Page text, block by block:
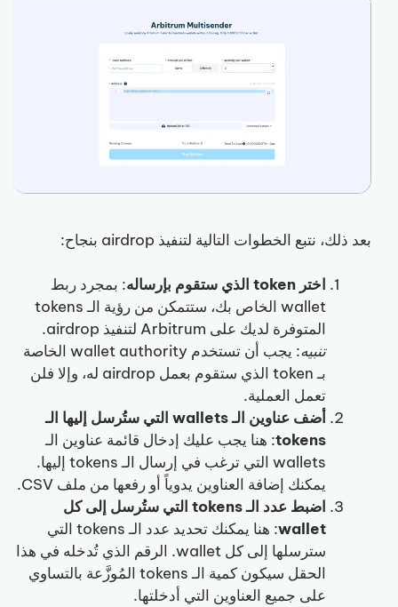
بعد ذلك، نتبع الخطوات التالية لتنفيذ airdrop بنجاح:
اختر token الذي ستقوم بإرساله
: بمجرد ربط
wallet الخاص بك، ستتمكن من رؤية الـ tokens
المتوفرة لديك على Arbitrum لتنفيذ airdrop.
تنبيه
: يجب أن تستخدم wallet authority الخاصة
بـ token الذي ستقوم بعمل airdrop له، وإلا فلن
تعمل العملية.
أضف عناوين الـ wallets التي ستُرسل إليها الـ
tokens: هنا يجب عليك إدخال قائمة عناوين الـ
wallets التي ترغب في إرسال الـ tokens إليها.
يمكنك إضافة العناوين يدوياً أو رفعها من ملف CSV.
اضبط عدد الـ tokens التي ستُرسل إلى كل
wallet
: هنا يمكنك تحديد عدد الـ tokens التي
سترسلها إلى كل wallet. الرقم الذي تُدخله في هذا
الحقل سيكون كمية الـ tokens المُوزَّعة بالتساوي
على جميع العناوين التي أدخلتها.